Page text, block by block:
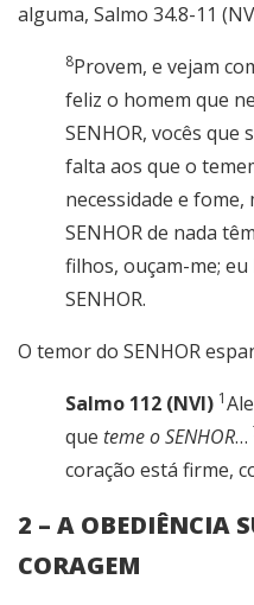
alguma, Salmo 34.8-11
8Provem, e vejam
feliz o homem que
SENHOR, vocês
falta aos que o
necessidade e fome,
SENHOR de nada
filhos, ouçam-me;
SENHOR.
O temor do SENHOR
Salmo 112 (NVI) 1
que teme o SENHOR…
coração está firme,
2 – A OBEDIÊNCIA
CORAGEM